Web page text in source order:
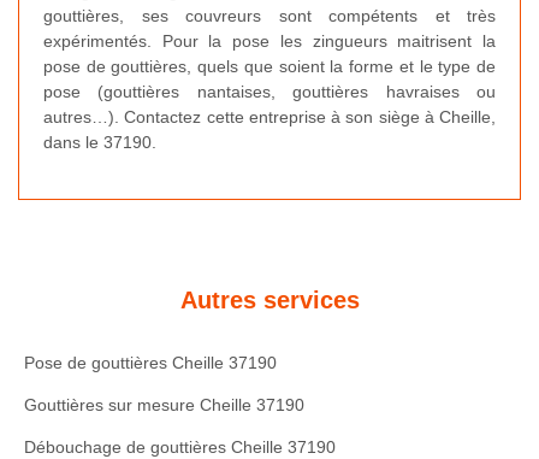
gouttières, ses couvreurs sont compétents et très
expérimentés. Pour la pose les zingueurs maitrisent la
pose de gouttières, quels que soient la forme et le type de
pose (gouttières nantaises, gouttières havraises ou
autres…). Contactez cette entreprise à son siège à Cheille,
dans le 37190.
Autres services
Pose de gouttières Cheille 37190
Gouttières sur mesure Cheille 37190
Débouchage de gouttières Cheille 37190